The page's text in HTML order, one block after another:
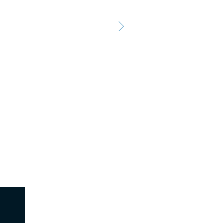
son una nueva generación de evaporadores
para matraces de evaporación de hasta 5L,
condensación
panel y caja de control